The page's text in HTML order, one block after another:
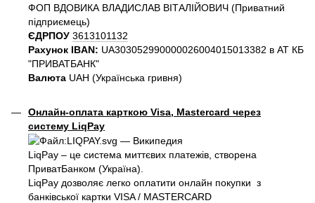
ФОП ВДОВИКА ВЛАДИСЛАВ ВІТАЛІЙОВИЧ (Приватний
пiдприємець)
ЄДРПОУ 3613101132
Рахунок IBAN: UA303052990000026004015013382 в АТ КБ
"ПРИВАТБАНК"
Валюта UAH (Українська гривня)
Онлайн-оплата карткою Visa, Mastercard через
систему LiqPay
LiqPay – це система миттєвих платежів, створена
ПриватБанком (Україна).
LiqPay дозволяє легко оплатити онлайн покупки з
банківської картки VISA / MASTERCARD